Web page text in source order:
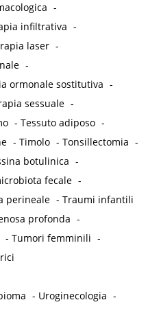
-
infiltrativa -
laser -
-
ormonale sostitutiva -
sessuale -
-Tessuto adiposo -
-Timolo -Tonsillectomia -
botulinica -
fecale -
perineale -Traumi infantili
profonda -
-Tumori femminili -
- Uroginecologia -